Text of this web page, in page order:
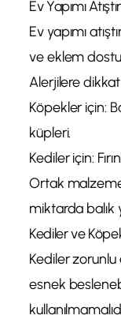
Ev Yapımı
Ev yapımı
ve eklem dostu
Alerjilere
Köpekler için:
küpleri.
Kediler için:
Ortak
miktarda balık
Kediler ve
Kediler
esnek